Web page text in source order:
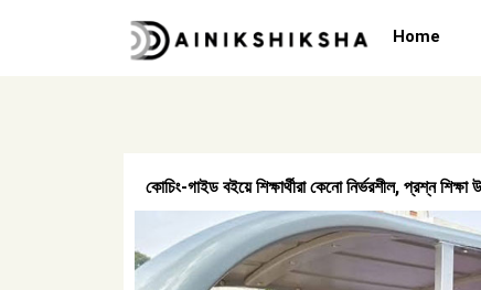
Home
কোচিং-গাইড বইয়ে শিক্ষার্থীরা কেনো নির্ভরশীল, প্রশ্ন শিক্ষা